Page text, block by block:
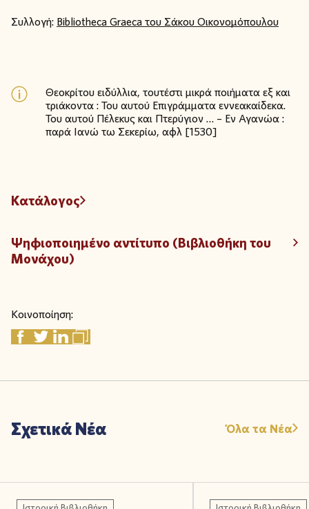
Συλλογή: Bibliotheca Graeca του Σάκου Οικονομόπουλου
Θεοκρίτου ειδύλλια, τουτέστι μικρά ποιήματα εξ και
τριάκοντα : Του αυτού Επιγράμματα εννεακαίδεκα.
Του αυτού Πέλεκυς και Πτερύγιον … – Εν Αγανώα :
παρά Ιανώ τω Σεκερίω, αφλ [1530]
Κατάλογος
Ψηφιοποιημένο αντίτυπο (Βιβλιοθήκη του
Μονάχου)
Κοινοποίηση:
Σχετικά Νέα Όλα τα Νέα